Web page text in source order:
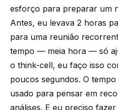
esforço para preparar um
Antes, eu levava 2 horas
para uma reunião
tempo — meia hora — só
o think-cell, eu faço isso
poucos segundos. O
usado para pensar em
análises. E eu preciso